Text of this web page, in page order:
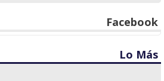
Facebook
Lo Más